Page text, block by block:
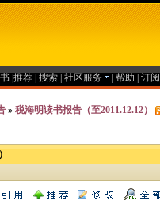
推荐 搜索 社区服务 帮助 订
» 税海明读书报告（至2011.12.12）